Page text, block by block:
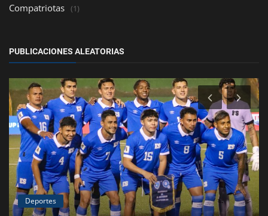
Compatriotas (1)
PUBLICACIONES ALEATORIAS
Deportes